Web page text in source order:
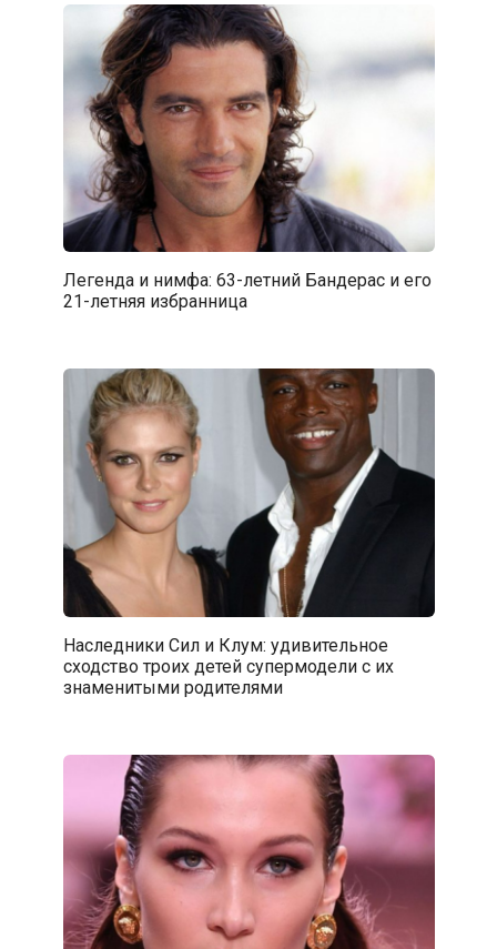
Легенда и нимфа: 63-летний Бандерас и его
21-летняя избранница
Наследники Сил и Клум: удивительное
сходство троих детей супермодели с их
знаменитыми родителями